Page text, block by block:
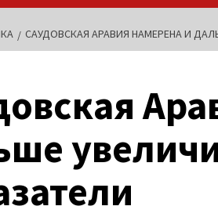
САУДОВСКАЯ АРАВИЯ НАМЕРЕНА И